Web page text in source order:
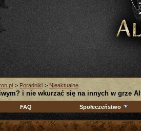
> Poradniki > Nieaktualne
i nie wkurzać się na innych w grze
FAQ Społeczeństwo